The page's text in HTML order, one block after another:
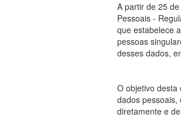
A partir de 25
Pessoais -
que estabelece
pessoas
desses dados,
O objetivo desta
dados pessoais,
diretamente e